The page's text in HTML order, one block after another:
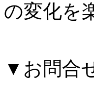
の変化を
▼お問合